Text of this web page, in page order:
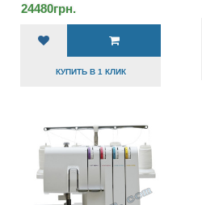
24480грн.
КУПИТЬ В 1 КЛИК